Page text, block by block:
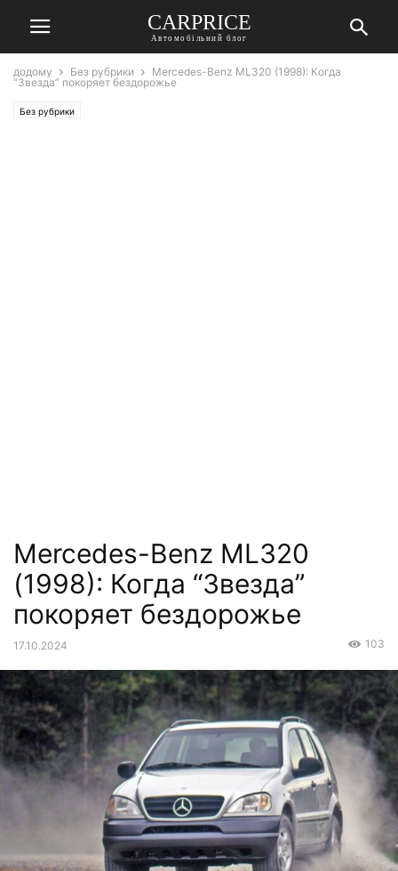
СARPRICE
Автомобільний блог
додому Без рубрики
Mercedes-Benz ML320 (1998): Когда
“Звезда” покоряет бездорожье
Без рубрики
Mercedes-Benz ML320
(1998): Когда “Звезда”
покоряет бездорожье
17.10.2024 103